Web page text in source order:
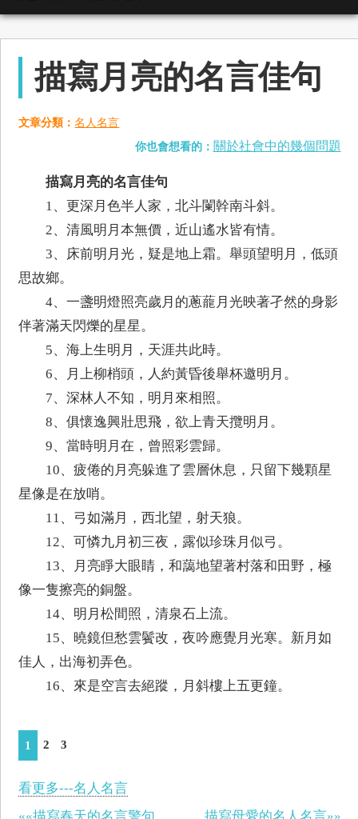
描寫月亮的名言佳句
文章分類：名人名言
你也會想看的： 關於社會中的幾個問題
描寫月亮的名言佳句
1、更深月色半人家，北斗闌幹南斗斜。
2、清風明月本無價，近山遙水皆有情。
3、床前明月光，疑是地上霜。舉頭望明月，低頭
思故鄉。
4、一盞明燈照亮歲月的蔥蘢月光映著孑然的身影
伴著滿天閃爍的星星。
5、海上生明月，天涯共此時。
6、月上柳梢頭，人約黃昏後舉杯邀明月。
7、深林人不知，明月來相照。
8、俱懷逸興壯思飛，欲上青天攬明月。
9、當時明月在，曾照彩雲歸。
10、疲倦的月亮躲進了雲層休息，只留下幾顆星
星像是在放哨。
11、弓如滿月，西北望，射天狼。
12、可憐九月初三夜，露似珍珠月似弓。
13、月亮睜大眼睛，和藹地望著村落和田野，極
像一隻擦亮的銅盤。
14、明月松間照，清泉石上流。
15、曉鏡但愁雲鬢改，夜吟應覺月光寒。新月如
佳人，出海初弄色。
16、來是空言去絕蹤，月斜樓上五更鐘。
1 2 3
看更多---名人名言